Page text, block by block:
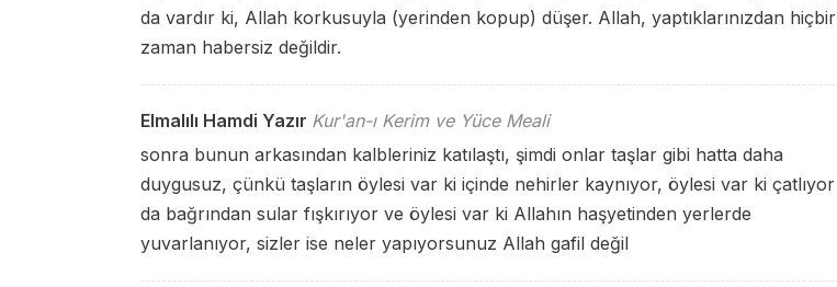
da vardır ki, Allah korkusuyla (yerinden kopup) düşer. Allah, yaptıklarınızdan hiçbir
zaman habersiz değildir.
Elmalılı Hamdi Yazır Kur'an-ı Kerim ve Yüce Meali
sonra bunun arkasından kalbleriniz katılaştı, şimdi onlar taşlar gibi hatta daha
duygusuz, çünkü taşların öylesi var ki içinde nehirler kaynıyor, öylesi var ki çatlıyor
da bağrından sular fışkırıyor ve öylesi var ki Allahın haşyetinden yerlerde
yuvarlanıyor, sizler ise neler yapıyorsunuz Allah gafil değil